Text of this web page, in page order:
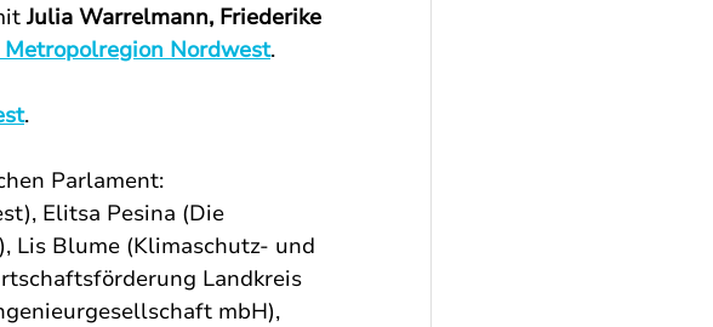
Julia Warrelmann, Friederike
Nordwest.
.
Parlament:
Elitsa Pesina (Die
Lis Blume (Klimaschutz- und
Landkreis
mbH),